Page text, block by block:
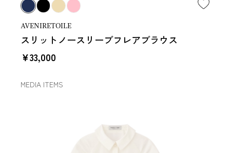
AVENIRETOILE
スリットノースリーブフレアブラウス
￥33,000
MEDIA ITEMS